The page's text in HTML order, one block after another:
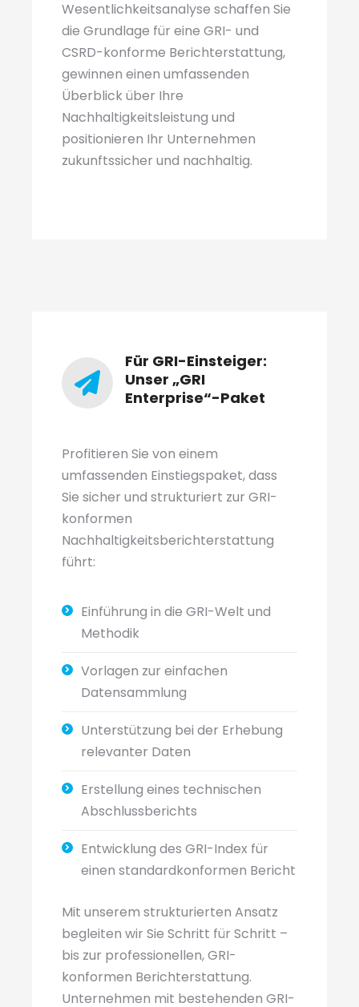
Wesentlichkeitsanalyse schaffen Sie
die Grundlage für eine GRI- und
CSRD-konforme Berichterstattung,
gewinnen einen umfassenden
Überblick über Ihre
Nachhaltigkeitsleistung und
positionieren Ihr Unternehmen
zukunftssicher und nachhaltig.
Für GRI-Einsteiger:
Unser „GRI
Enterprise“-Paket
Profitieren Sie von einem
umfassenden Einstiegspaket, dass
Sie sicher und strukturiert zur GRI-
konformen
Nachhaltigkeitsberichterstattung
führt:
Einführung in die GRI-Welt und
Methodik
Vorlagen zur einfachen
Datensammlung
Unterstützung bei der Erhebung
relevanter Daten
Erstellung eines technischen
Abschlussberichts
Entwicklung des GRI-Index für
einen standardkonformen Bericht
Mit unserem strukturierten Ansatz
begleiten wir Sie Schritt für Schritt –
bis zur professionellen, GRI-
konformen Berichterstattung.
Unternehmen mit bestehenden GRI-